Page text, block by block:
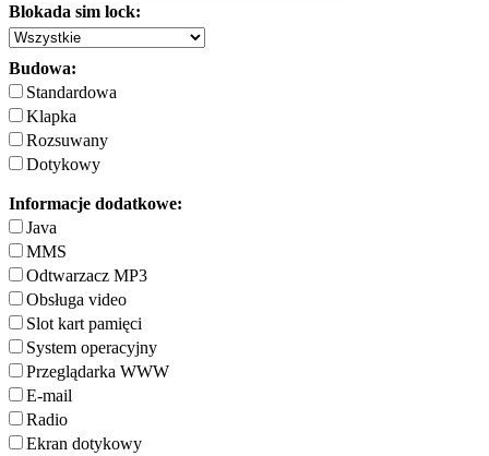
Blokada sim lock:
Budowa:
Standardowa
Klapka
Rozsuwany
Dotykowy
Informacje dodatkowe:
Java
MMS
Odtwarzacz MP3
Obsługa video
Slot kart pamięci
System operacyjny
Przeglądarka WWW
E-mail
Radio
Ekran dotykowy